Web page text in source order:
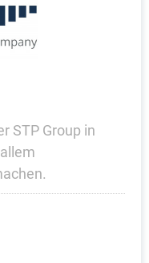
STP Group in